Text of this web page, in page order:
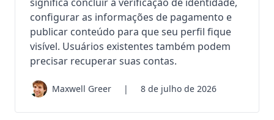
configurar as informações de pagamento e
publicar conteúdo para que seu perfil fique
visível. Usuários existentes também podem
precisar recuperar suas contas.
Maxwell Greer | 8 de julho de 2026